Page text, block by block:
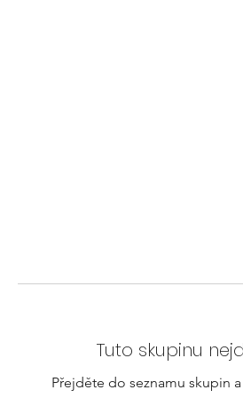
Tuto skupinu
Přejděte do seznamu skupin